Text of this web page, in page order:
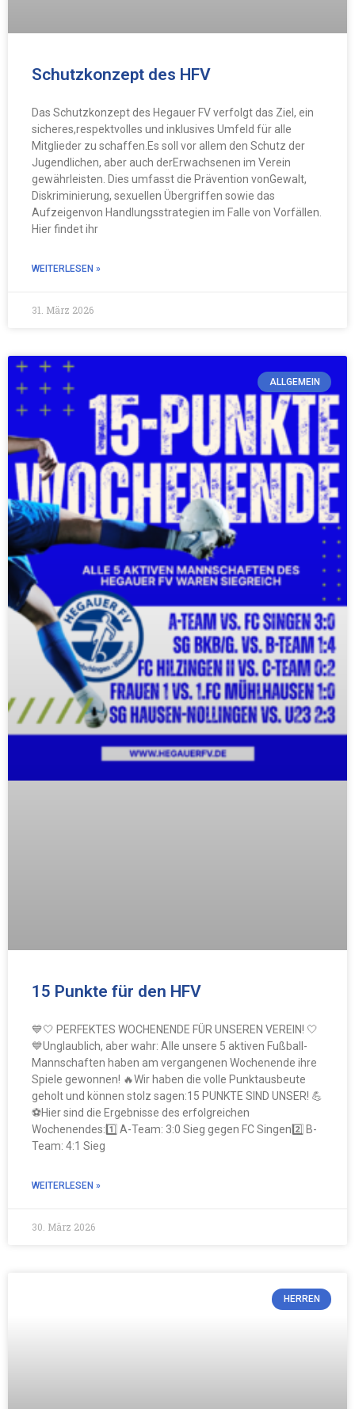
Schutzkonzept des HFV
Das Schutzkonzept des Hegauer FV verfolgt das Ziel, ein
sicheres,respektvolles und inklusives Umfeld für alle
Mitglieder zu schaffen.Es soll vor allem den Schutz der
Jugendlichen, aber auch derErwachsenen im Verein
gewährleisten. Dies umfasst die Prävention vonGewalt,
Diskriminierung, sexuellen Übergriffen sowie das
Aufzeigenvon Handlungsstrategien im Falle von Vorfällen.
Hier findet ihr
WEITERLESEN »
31. März 2026
ALLGEMEIN
15 Punkte für den HFV
💙🤍 PERFEKTES WOCHENENDE FÜR UNSEREN VEREIN! 🤍
💙Unglaublich, aber wahr: Alle unsere 5 aktiven Fußball-
Mannschaften haben am vergangenen Wochenende ihre
Spiele gewonnen! 🔥Wir haben die volle Punktausbeute
geholt und können stolz sagen:15 PUNKTE SIND UNSER! 💪
⚽️Hier sind die Ergebnisse des erfolgreichen
Wochenendes:1️⃣ A-Team: 3:0 Sieg gegen FC Singen2️⃣ B-
Team: 4:1 Sieg
WEITERLESEN »
30. März 2026
HERREN